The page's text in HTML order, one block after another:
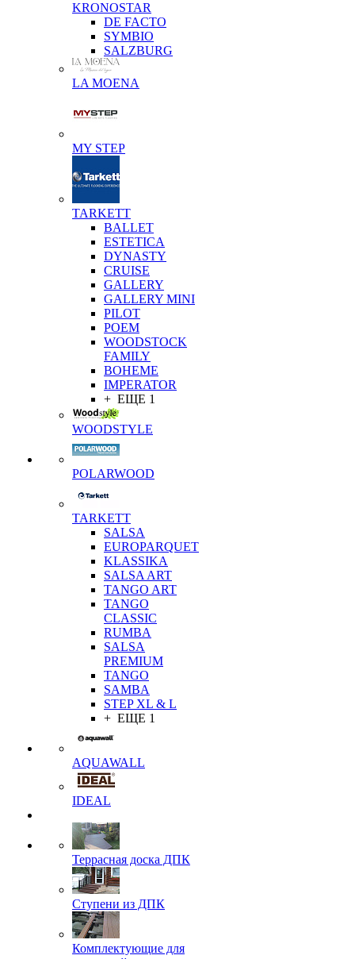
KRONOSTAR
DE FACTO
SYMBIO
SALZBURG
LA MOENA
MY STEP
TARKETT
BALLET
ESTETICA
DYNASTY
CRUISE
GALLERY
GALLERY MINI
PILOT
POEM
WOODSTOCK
FAMILY
BOHEME
IMPERATOR
+ ЕЩЕ 1
WOODSTYLE
POLARWOOD
TARKETT
SALSA
EUROPARQUET
KLASSIKA
SALSA ART
TANGO ART
TANGO
CLASSIC
RUMBA
SALSA
PREMIUM
TANGO
SAMBA
STEP XL & L
+ ЕЩЕ 1
AQUAWALL
IDEAL
Террасная доска ДПК
Ступени из ДПК
Комплектующие для